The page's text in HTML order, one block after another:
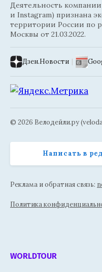
Деятельность
и Instagram) признана
территории России по
Москвы от 21.03.2022.
Дзен.Новости |
© 2026 Велодейли.ру
Написать в
Реклама и обратная связь:
Политика
WORLDTOUR